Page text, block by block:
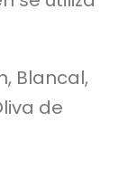
Blancal,
de